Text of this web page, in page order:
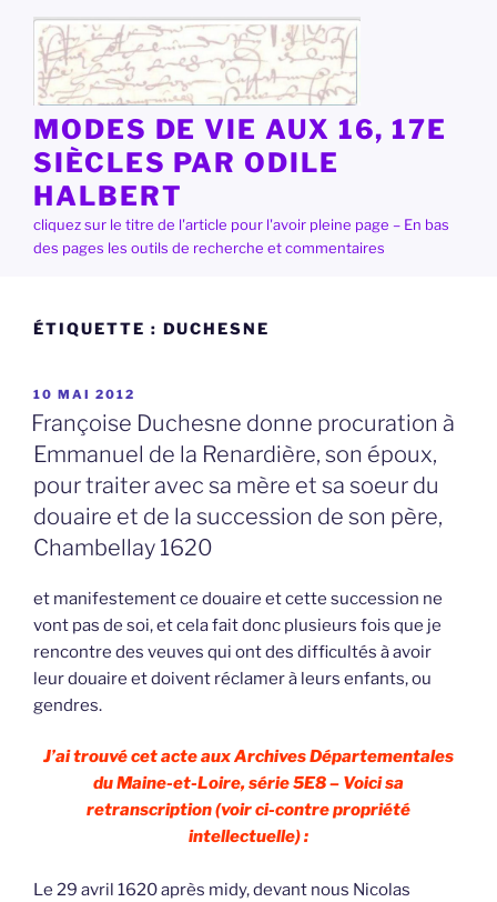
contenu
principal
MODES DE VIE AUX 16, 17E
SIÈCLES PAR ODILE
HALBERT
cliquez sur le titre de l'article pour l'avoir pleine page – En bas
des pages les outils de recherche et commentaires
ÉTIQUETTE : DUCHESNE
PUBLIÉ
LE
10 MAI 2012
Françoise Duchesne donne procuration à
Emmanuel de la Renardière, son époux,
pour traiter avec sa mère et sa soeur du
douaire et de la succession de son père,
Chambellay 1620
et manifestement ce douaire et cette succession ne
vont pas de soi, et cela fait donc plusieurs fois que je
rencontre des veuves qui ont des difficultés à avoir
leur douaire et doivent réclamer à leurs enfants, ou
gendres.
J’ai trouvé cet acte aux Archives Départementales
du Maine-et-Loire, série 5E8 – Voici sa
retranscription (voir ci-contre propriété
intellectuelle) :
Le 29 avril 1620 après midy, devant nous Nicolas